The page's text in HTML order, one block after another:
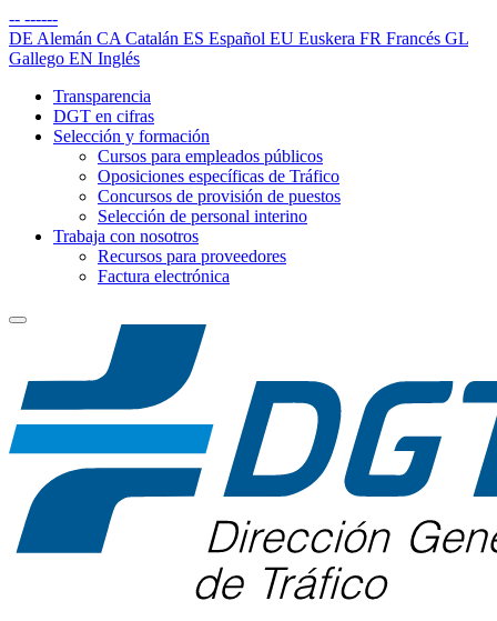
-- ------
DE Alemán CA Catalán ES Español EU Euskera FR Francés GL
Gallego EN Inglés
Transparencia
DGT en cifras
Selección y formación
Cursos para empleados públicos
Oposiciones específicas de Tráfico
Concursos de provisión de puestos
Selección de personal interino
Trabaja con nosotros
Recursos para proveedores
Factura electrónica